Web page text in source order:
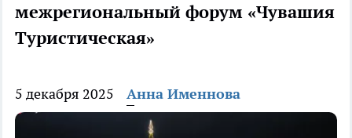
межрегиональный форум «Чувашия
Туристическая»
5 декабря 2025 Анна Именнова